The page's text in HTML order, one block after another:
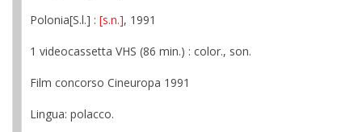
Polonia[S.l.] : [s.n.], 1991
1 videocassetta VHS (86 min.) : color., son.
Film concorso Cineuropa 1991
Lingua: polacco.